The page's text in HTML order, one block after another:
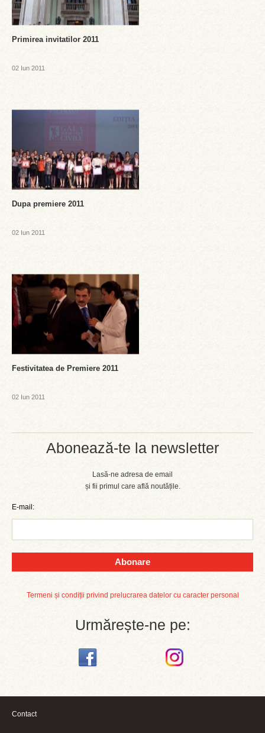
Abonează-te la newsletter
Lasă-ne adresa de email
și fii primul care află noutățile.
E-mail:
Abonare
Termeni și condiții privind prelucrarea datelor cu caracter personal
Urmărește-ne pe:
Primirea invitatilor 2011
02 Iun 2011
Dupa premiere 2011
02 Iun 2011
Festivitatea de Premiere 2011
02 Iun 2011
Contact